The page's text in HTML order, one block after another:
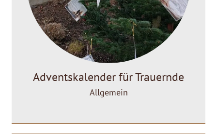
Adventskalender für Trauernde
Allgemein